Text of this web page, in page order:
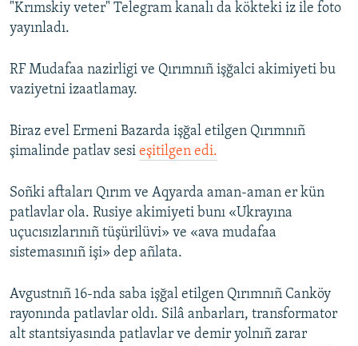
"Krımskiy veter" Telegram kanalı da kökteki iz ile foto
yayınladı.
RF Mudafaa nazirligi ve Qırımnıñ işğalci akimiyeti bu
vaziyetni izaatlamay.
Biraz evel Ermeni Bazarda işğal etilgen Qırımnıñ
şimalinde patlav sesi eşitilgen edi.
Soñki aftaları Qırım ve Aqyarda aman-aman er kün
patlavlar ola. Rusiye akimiyeti bunı «Ukrayına
uçucısızlarınıñ tüşürilüvi» ve «ava mudafaa
sistemasınıñ işi» dep añlata.
Avgustnıñ 16-nda saba işğal etilgen Qırımnıñ Canköy
rayonında patlavlar oldı. Silâ anbarları, transformator
alt stantsiyasında patlavlar ve demir yolnıñ zarar